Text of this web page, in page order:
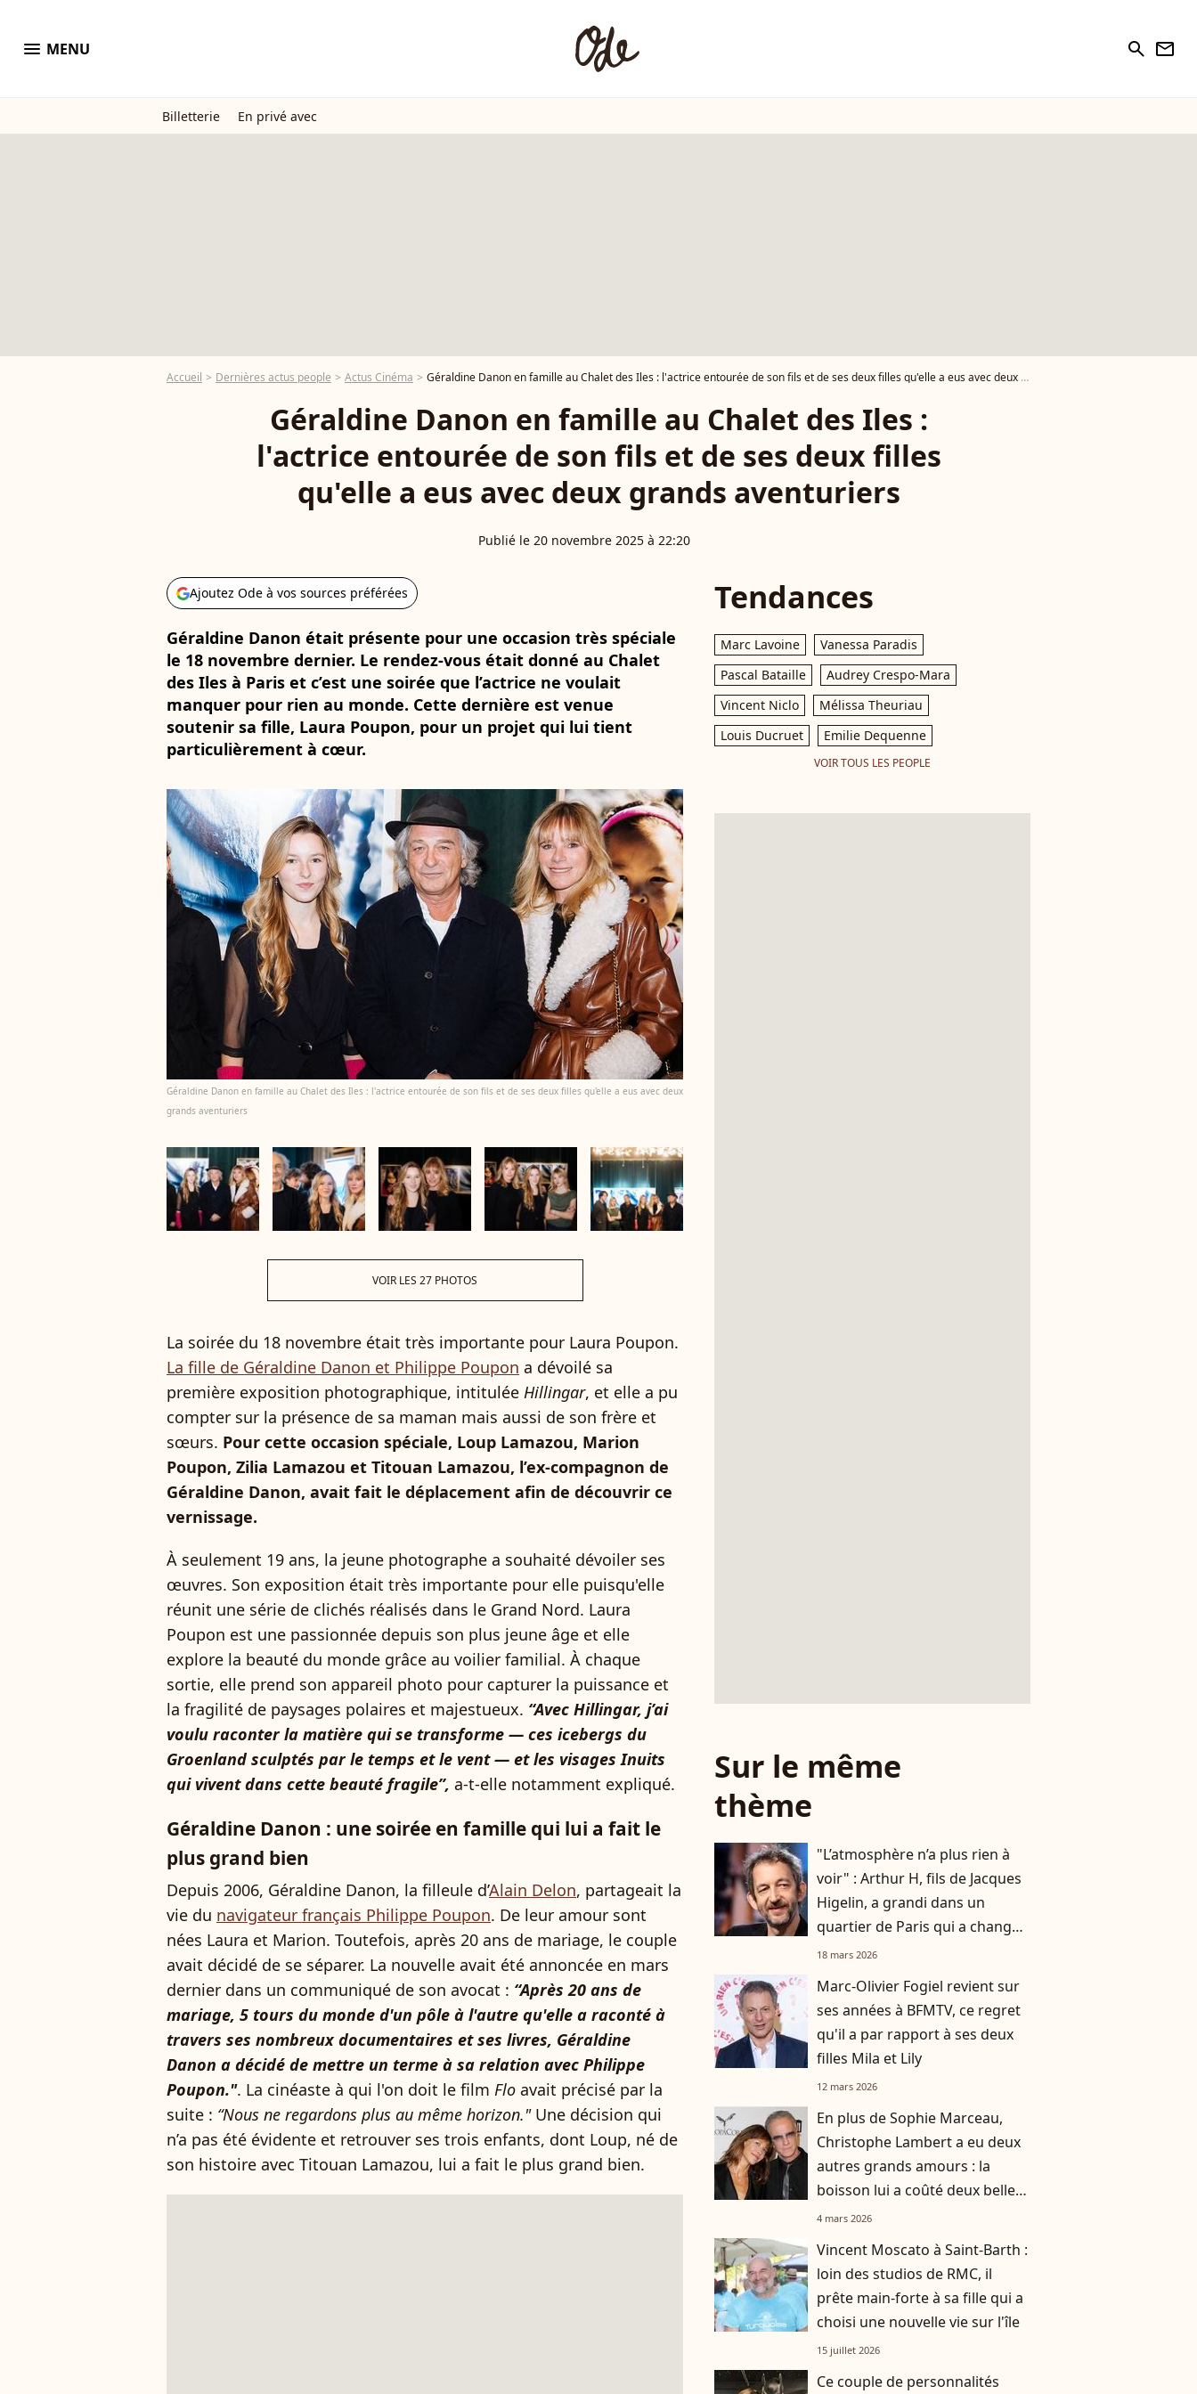
menu MENU search newsletter
Billetterie En privé avec
Accueil Dernières actus people Actus Cinéma Géraldine Danon en famille au Chalet des Iles : l'actrice entourée de son fils et de ses deux filles qu'elle a eus avec deux grands aventuriers
Géraldine Danon en famille au Chalet des Iles :
l'actrice entourée de son fils et de ses deux filles
qu'elle a eus avec deux grands aventuriers
Publié le 20 novembre 2025 à 22:20
Ajoutez Ode à vos sources préférées
Géraldine Danon était présente pour une occasion très spéciale
le 18 novembre dernier. Le rendez-vous était donné au Chalet
des Iles à Paris et c’est une soirée que l’actrice ne voulait
manquer pour rien au monde. Cette dernière est venue
soutenir sa fille, Laura Poupon, pour un projet qui lui tient
particulièrement à cœur.
Géraldine Danon en famille au Chalet des Iles : l'actrice entourée de son fils et de ses deux filles qu'elle a eus avec deux
grands aventuriers
VOIR LES 27 PHOTOS
La soirée du 18 novembre était très importante pour Laura Poupon.
La fille de Géraldine Danon et Philippe Poupon a dévoilé sa
première exposition photographique, intitulée Hillingar, et elle a pu
compter sur la présence de sa maman mais aussi de son frère et
sœurs. Pour cette occasion spéciale, Loup Lamazou, Marion
Poupon, Zilia Lamazou et Titouan Lamazou, l’ex-compagnon de
Géraldine Danon, avait fait le déplacement afin de découvrir ce
vernissage.
À seulement 19 ans, la jeune photographe a souhaité dévoiler ses
œuvres. Son exposition était très importante pour elle puisqu'elle
réunit une série de clichés réalisés dans le Grand Nord. Laura
Poupon est une passionnée depuis son plus jeune âge et elle
explore la beauté du monde grâce au voilier familial. À chaque
sortie, elle prend son appareil photo pour capturer la puissance et
la fragilité de paysages polaires et majestueux. “Avec Hillingar, j’ai
voulu raconter la matière qui se transforme — ces icebergs du
Groenland sculptés par le temps et le vent — et les visages Inuits
qui vivent dans cette beauté fragile”, a-t-elle notamment expliqué.
Géraldine Danon : une soirée en famille qui lui a fait le
plus grand bien
Depuis 2006, Géraldine Danon, la filleule d’Alain Delon, partageait la
vie du navigateur français Philippe Poupon. De leur amour sont
nées Laura et Marion. Toutefois, après 20 ans de mariage, le couple
avait décidé de se séparer. La nouvelle avait été annoncée en mars
dernier dans un communiqué de son avocat : “Après 20 ans de
mariage, 5 tours du monde d'un pôle à l'autre qu'elle a raconté à
travers ses nombreux documentaires et ses livres, Géraldine
Danon a décidé de mettre un terme à sa relation avec Philippe
Poupon.". La cinéaste à qui l'on doit le film Flo avait précisé par la
suite : “Nous ne regardons plus au même horizon." Une décision qui
n’a pas été évidente et retrouver ses trois enfants, dont Loup, né de
son histoire avec Titouan Lamazou, lui a fait le plus grand bien.
Tendances
Marc Lavoine
Vanessa Paradis
Pascal Bataille
Audrey Crespo-Mara
Vincent Niclo
Mélissa Theuriau
Louis Ducruet
Emilie Dequenne
VOIR TOUS LES PEOPLE
Sur le même
thème
"L’atmosphère n’a plus rien à
voir" : Arthur H, fils de Jacques
Higelin, a grandi dans un
quartier de Paris qui a changé
du tout au tout
18 mars 2026
Marc-Olivier Fogiel revient sur
ses années à BFMTV, ce regret
qu'il a par rapport à ses deux
filles Mila et Lily
12 mars 2026
En plus de Sophie Marceau,
Christophe Lambert a eu deux
autres grands amours : la
boisson lui a coûté deux belles
histoires
4 mars 2026
Vincent Moscato à Saint-Barth :
loin des studios de RMC, il
prête main-forte à sa fille qui a
choisi une nouvelle vie sur l'île
15 juillet 2026
Ce couple de personnalités